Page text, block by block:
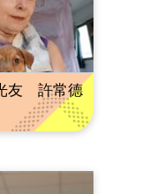
友 許常德